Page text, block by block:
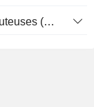
Provision cumulée pour créances douteuses (Supple)